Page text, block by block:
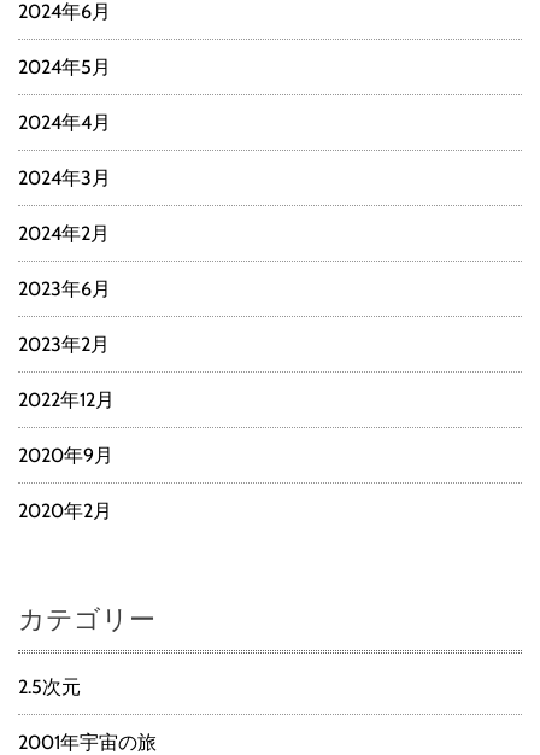
2024年6月
2024年5月
2024年4月
2024年3月
2024年2月
2023年6月
2023年2月
2022年12月
2020年9月
2020年2月
カテゴリー
2.5次元
2001年宇宙の旅